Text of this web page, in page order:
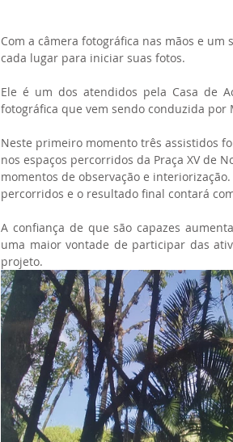
Com a câmera fotográfica nas mãos e
cada lugar para iniciar suas fotos.
Ele é um dos atendidos pela Casa de
fotográfica que vem sendo conduzida por
Neste ​primeiro momento três assistidos
nos espaços percorridos da Praça XV de
momentos de observação e
percorridos e o resultado final contará
A confiança de que são capazes
uma maior vontade de participar das
projeto.